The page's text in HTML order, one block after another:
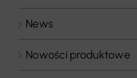
News
Nowości produktowe